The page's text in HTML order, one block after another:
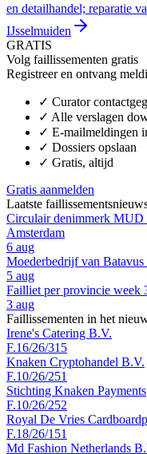
en detailhandel; reparatie
IJsselmuiden
GRATIS
Volg faillissementen gratis
Registreer en ontvang
✓ Curator
✓ Alle verslagen
✓ E-mailmeldingen
✓ Dossiers opslaan
✓ Gratis, altijd
Gratis aanmelden
Laatste
Circulair denimmerk MUD
Amsterdam
6 aug
Moederbedrijf van Batavus
5 aug
Failliet per provincie week
3 aug
Faillissementen in het
Irene's Catering B.V.
F.16/26/315
Knaken Cryptohandel B.V.
F.10/26/251
Stichting Knaken Payments
F.10/26/252
Royal De Vries
F.18/26/151
Md Fashion Netherlands